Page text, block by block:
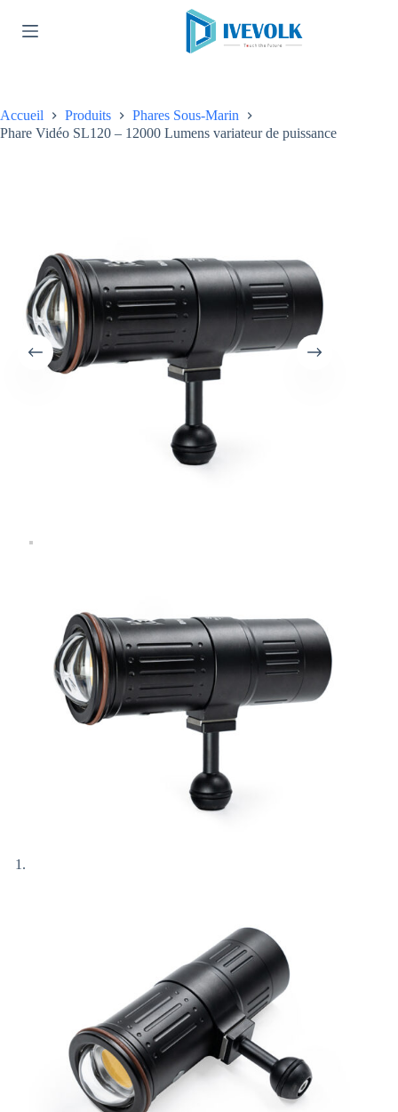
contenu
Accueil Produits
Phares Sous-Marin
Phare Vidéo SL120 – 12000 Lumens variateur de puissance